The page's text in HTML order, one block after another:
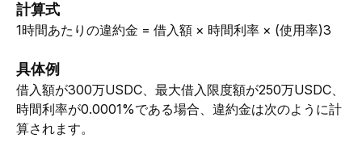
計算式
1時間あたりの違約金 = 借入額 × 時間利率 × (使用率)3
具体例
借入額が300万USDC、最大借入限度額が250万USDC、
時間利率が0.0001%である場合、違約金は次のように計
算されます。